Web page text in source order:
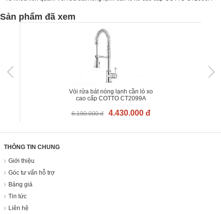
Sản phẩm đã xem
Vòi rửa bát nóng lạnh cần lò xo
cao cấp COTTO CT2099A
6.190.000 đ 4.430.000 đ
THÔNG TIN CHUNG
Giới thiệu
Góc tư vấn hỗ trợ
Bảng giá
Tin tức
Liên hệ